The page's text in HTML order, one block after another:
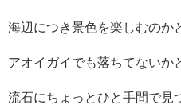
海辺につき景色を楽しむのか
アオイガイでも落ちてないか
流石にちょっとひと手間で見